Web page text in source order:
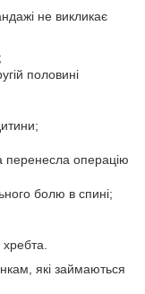
не викликає
половині
перенесла операцію
болю в спині;
які займаються